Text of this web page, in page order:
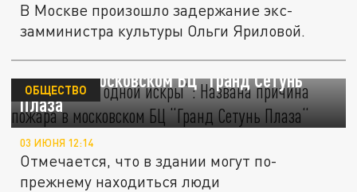
В Москве произошло задержание экс-
замминистра культуры Ольги Яриловой.
”Началось с одной искры“: Названа причина
пожара в московском БЦ “Гранд Сетунь
Плаза“
ОБЩЕСТВО
03 ИЮНЯ 12:14
Отмечается, что в здании могут по-
прежнему находиться люди